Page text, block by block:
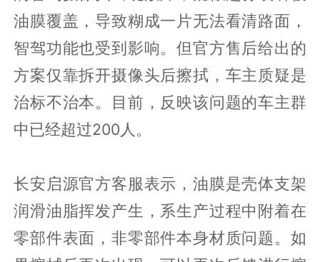
油膜覆盖，导致糊成一片无法看清路面，
智驾功能也受到影响。但官方售后给出的
方案仅靠拆开摄像头后擦拭，车主质疑是
治标不治本。目前，反映该问题的车主群
中已经超过200人。
长安启源官方客服表示，油膜是壳体支架
润滑油脂挥发产生，系生产过程中附着在
零部件表面，非零部件本身材质问题。如